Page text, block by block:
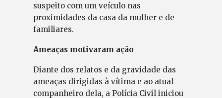
suspeito com um veículo nas
proximidades da casa da mulher e de
familiares.
Ameaças motivaram ação
Diante dos relatos e da gravidade das
ameaças dirigidas à vítima e ao atual
companheiro dela, a Polícia Civil iniciou